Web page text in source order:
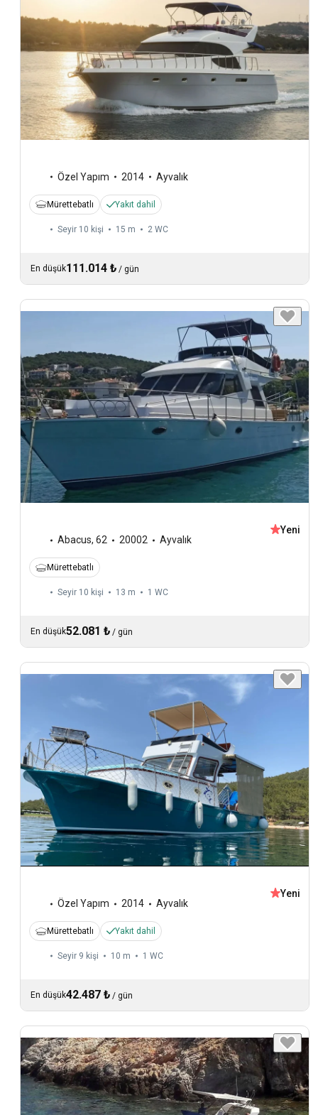
Özel Yapım 2014 Ayvalık
Mürettebatlı Yakıt dahil
Seyir 10 kişi 15 m 2 WC
En düşük111.014 ₺ / gün
Abacus, 62 20002 Ayvalık
Yeni
Mürettebatlı
Seyir 10 kişi 13 m 1 WC
En düşük52.081 ₺ / gün
Özel Yapım 2014 Ayvalık
Yeni
Mürettebatlı Yakıt dahil
Seyir 9 kişi 10 m 1 WC
En düşük42.487 ₺ / gün